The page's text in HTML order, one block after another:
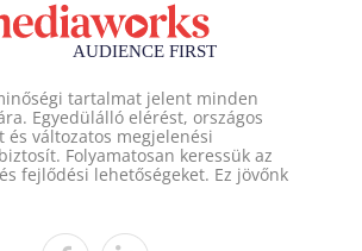
tartalmat jelent minden
Egyedülálló elérést, országos
és változatos megjelenési
Folyamatosan keressük az
fejlődési lehetőségeket. Ez jövőnk